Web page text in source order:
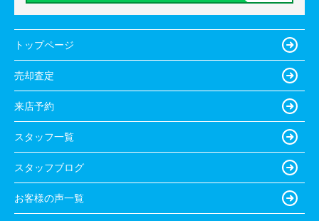
トップページ
売却査定
来店予約
スタッフ一覧
スタッフブログ
お客様の声一覧